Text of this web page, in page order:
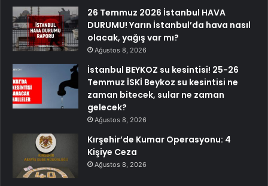
26 Temmuz 2026 İstanbul HAVA
DURUMU! Yarın İstanbul’da hava nasıl
olacak, yağış var mı?
Ağustos 8, 2026
İstanbul BEYKOZ su kesintisi! 25-26
Temmuz İSKİ Beykoz su kesintisi ne
zaman bitecek, sular ne zaman
gelecek?
Ağustos 8, 2026
Kırşehir’de Kumar Operasyonu: 4
Kişiye Ceza
Ağustos 8, 2026